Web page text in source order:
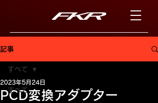
記事
すべて
すべて
PCD変換アダプター
2023年5月24日